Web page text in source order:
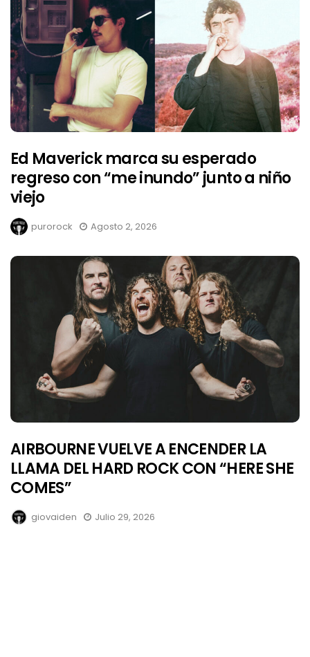
Ed Maverick marca su esperado
regreso con “me inundo” junto a niño
viejo
purorock Agosto 2, 2026
AIRBOURNE VUELVE A ENCENDER LA
LLAMA DEL HARD ROCK CON “HERE SHE
COMES”
giovaiden Julio 29, 2026